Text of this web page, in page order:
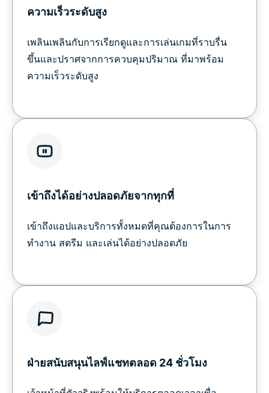
ความเร็วระดับสูง
เพลินเพลินกับการเรียกดูและการเล่นเกมที่ราบรื่น
ขึ้นและปราศจากการควบคุมปริมาณ ที่มาพร้อม
ความเร็วระดับสูง
เข้าถึงได้อย่างปลอดภัยจากทุกที่
เข้าถึงแอปและบริการทั้งหมดที่คุณต้องการในการ
ทำงาน สตรีม และเล่นได้อย่างปลอดภัย
ฝ่ายสนับสนุนไลฟ์แชทตลอด 24 ชั่วโมง